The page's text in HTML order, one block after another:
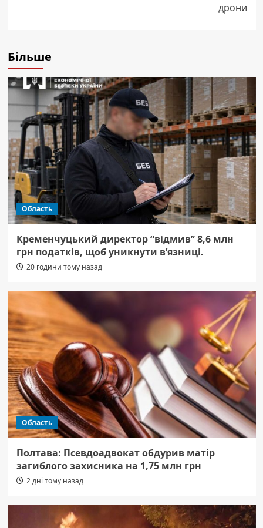
дрони
Більше
Область
Кременчуцький директор “відмив” 8,6 млн
грн податків, щоб уникнути в’язниці.
20 години тому назад
Область
Полтава: Псевдоадвокат обдурив матір
загиблого захисника на 1,75 млн грн
2 дні тому назад